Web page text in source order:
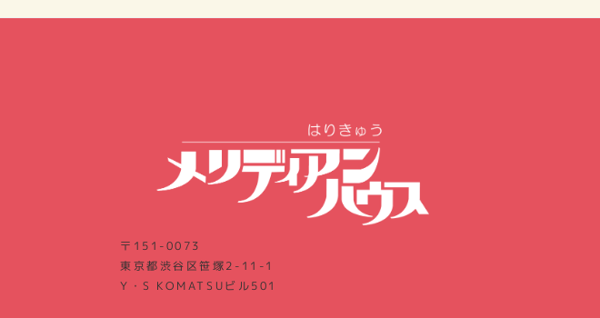
〒151-0073
東京都渋谷区笹塚2-11-1
Y・S KOMATSUビル501